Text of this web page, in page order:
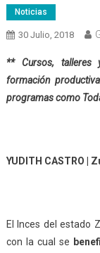
Noticias
30 Julio, 2018
** Cursos, talleres
formación
programas como
YUDITH CASTRO |
El Inces del estado
con la cual se